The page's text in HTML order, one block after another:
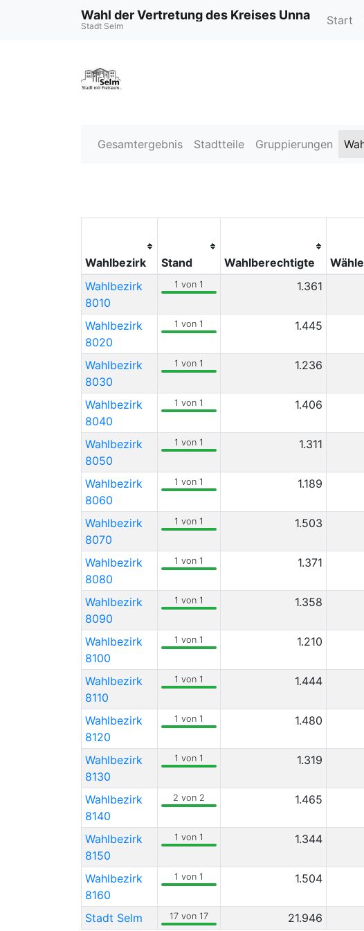
Wahl der Vertretung des Kreises Unna
Stadt Selm Start
Gesamtergebnis Stadtteile Gruppierungen
Wahlbezirk Stand Wahlberechtigte
Wahlbezirk
8010
1 von 1 1.361
Wahlbezirk
8020
1 von 1 1.445
Wahlbezirk
8030
1 von 1 1.236
Wahlbezirk
8040
1 von 1 1.406
Wahlbezirk
8050
1 von 1 1.311
Wahlbezirk
8060
1 von 1 1.189
Wahlbezirk
8070
1 von 1 1.503
Wahlbezirk
8080
1 von 1 1.371
Wahlbezirk
8090
1 von 1 1.358
Wahlbezirk
8100
1 von 1 1.210
Wahlbezirk
8110
1 von 1 1.444
Wahlbezirk
8120
1 von 1 1.480
Wahlbezirk
8130
1 von 1 1.319
Wahlbezirk
8140
2 von 2 1.465
Wahlbezirk
8150
1 von 1 1.344
Wahlbezirk
8160
1 von 1 1.504
Stadt Selm 17 von 17 21.946